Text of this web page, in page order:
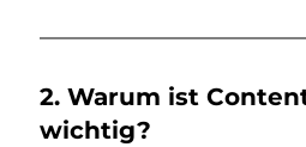
2. Warum ist
wichtig?